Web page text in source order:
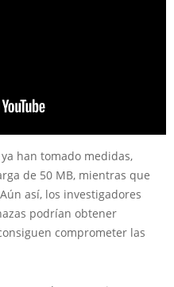
han tomado medidas,
de 50 MB, mientras que
así, los investigadores
podrían obtener
comprometer las